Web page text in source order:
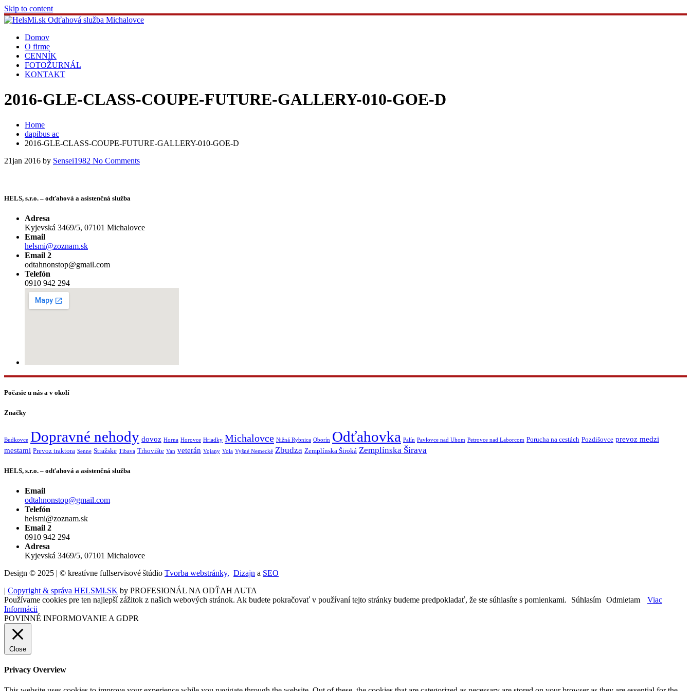
Skip to content
Domov
O firme
CENNÍK
FOTOŽURNÁL
KONTAKT
2016-GLE-CLASS-COUPE-FUTURE-GALLERY-010-GOE-D
Home
dapibus ac
2016-GLE-CLASS-COUPE-FUTURE-GALLERY-010-GOE-D
21jan 2016 by Sensei1982 No Comments
HELS, s.r.o. – odťahová a asistenčná služba
Adresa
Kyjevská 3469/5, 07101 Michalovce
Email
helsmi@zoznam.sk
Email 2
odtahnonstop@gmail.com
Telefón
0910 942 294
Počasie u nás a v okolí
Značky
Budkovce Dopravné nehody dovoz Horna Horovce Hriadky Michalovce Nižná Rybnica Oborín Odťahovka Palín Pavlovce nad Uhom Petrovce nad Laborcom Porucha na cestách Pozdišovce prevoz medzi
mestami Prevoz traktora Senne Stražske Tibava Trhovište Van veterán Vojany Vola Vyšné Nemecké Zbudza Zemplínska Široká Zemplínska Šírava
HELS, s.r.o. – odťahová a asistenčná služba
Email
odtahnonstop@gmail.com
Telefón
helsmi@zoznam.sk
Email 2
0910 942 294
Adresa
Kyjevská 3469/5, 07101 Michalovce
Design © 2025 | © kreatívne fullservisové štúdio Tvorba webstránky, Dizajn a SEO
| Copyright & správa HELSMI.SK by PROFESIONÁL NA ODŤAH AUTA
Používame cookies pre ten najlepší zážitok z našich webových stránok. Ak budete pokračovať v používaní tejto stránky budeme predpokladať, že ste súhlasíte s pomienkami.
Súhlasím Odmietam
Viac
Informácii
POVINNÉ INFORMOVANIE A GDPR
Close
Privacy Overview